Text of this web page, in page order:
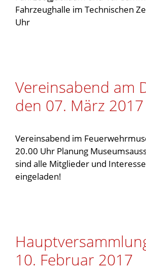
Fahrzeughalle im Technischen
Uhr
Vereinsabend am
den 07. März 2017
Vereinsabend im
20.00 Uhr Planung
sind alle Mitglieder und
eingeladen!
10. Februar 2017